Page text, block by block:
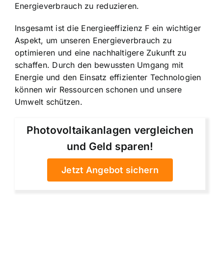
Energieverbrauch zu reduzieren.
Insgesamt ist die Energieeffizienz F ein wichtiger
Aspekt, um unseren Energieverbrauch zu
optimieren und eine nachhaltigere Zukunft zu
schaffen. Durch den bewussten Umgang mit
Energie und den Einsatz effizienter Technologien
können wir Ressourcen schonen und unsere
Umwelt schützen.
Photovoltaikanlagen vergleichen
und Geld sparen!
Jetzt Angebot sichern